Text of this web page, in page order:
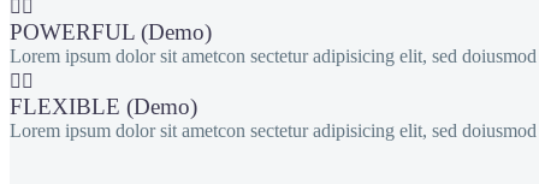
 
POWERFUL (Demo)
Lorem ipsum dolor sit ametcon sectetur adipisicing elit, sed
 
FLEXIBLE (Demo)
Lorem ipsum dolor sit ametcon sectetur adipisicing elit, sed